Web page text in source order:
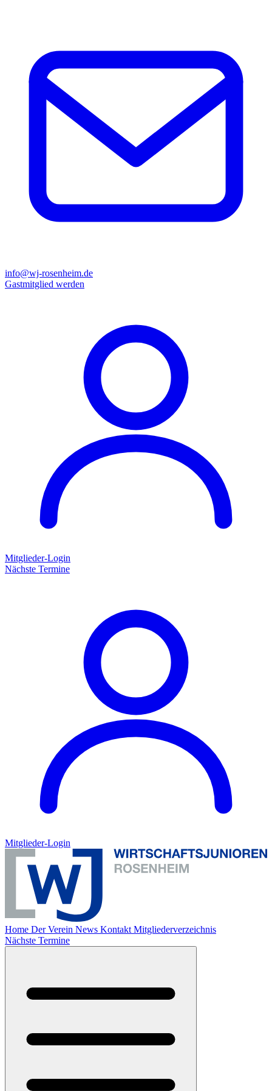
info@wj-rosenheim.de
Gastmitglied werden
Mitglieder-Login
Nächste Termine
Mitglieder-Login
Home Der Verein News Kontakt Mitgliederverzeichnis
Nächste Termine